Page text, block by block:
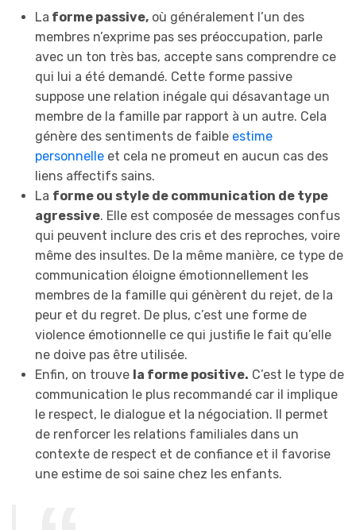
La forme passive,où généralement l’un des
membres n’exprime pas ses préoccupation, parle
avec un ton très bas, accepte sans comprendre ce
qui lui a été demandé. Cette forme passive
suppose une relation inégale qui désavantage un
membre de la famille par rapport à un autre. Cela
génère des sentiments de faible estime
personnelleet cela ne promeut en aucun cas des
liens affectifs sains.
La forme ou style de communication de type
agressive. Elle est composée de messages confus
qui peuvent inclure des cris et des reproches, voire
même des insultes. De la même manière, ce type de
communication éloigne émotionnellement les
membres de la famille qui génèrent du rejet, de la
peur et du regret. De plus, c’est une forme de
violence émotionnelle ce qui justifie le fait qu’elle
ne doive pas être utilisée.
Enfin, on trouve la forme positive. C’est le type de
communication le plus recommandé car il implique
le respect, le dialogue et la négociation. Il permet
de renforcer les relations familiales dans un
contexte de respect et de confiance et il favorise
une estime de soi saine chez les enfants.